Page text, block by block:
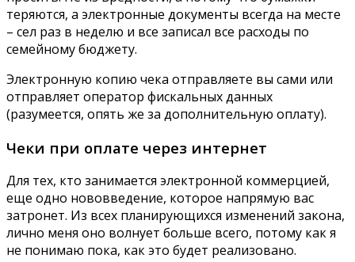
теряются, а электронные документы всегда на месте
– сел раз в неделю и все записал все расходы по
семейному бюджету.
Электронную копию чека отправляете вы сами или
отправляет оператор фискальных данных
(разумеется, опять же за дополнительную оплату).
Чеки при оплате через интернет
Для тех, кто занимается электронной коммерцией,
еще одно нововведение, которое напрямую вас
затронет. Из всех планирующихся изменений закона,
лично меня оно волнует больше всего, потому как я
не понимаю пока, как это будет реализовано.